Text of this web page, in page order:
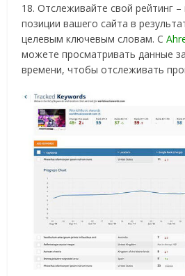
18. Отслеживайте свой рейтинг –
позиции вашего сайта в
целевым ключевым словам. С
можете просматривать данные
времени, чтобы отслеживать